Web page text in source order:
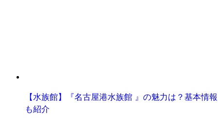
【水族館】『名古屋港水族館 』の魅力は？基本情報
も紹介